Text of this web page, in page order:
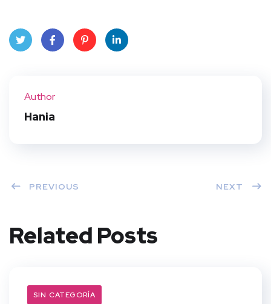
Author
Hania
PREVIOUS NEXT
Related Posts
SIN CATEGORÍA